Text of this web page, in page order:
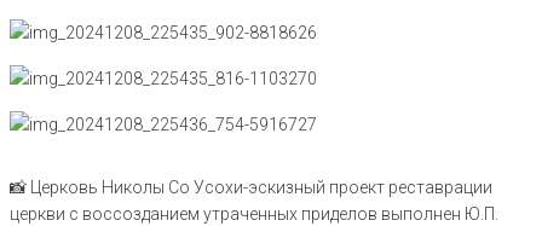
📸 Церковь Николы Со Усохи-эскизный проект реставрации
церкви с воссозданием утраченных приделов выполнен Ю.П.